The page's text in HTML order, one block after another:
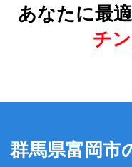
あなたに最
チ
群馬県富岡市